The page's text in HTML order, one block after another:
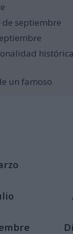
septiembre
un famoso